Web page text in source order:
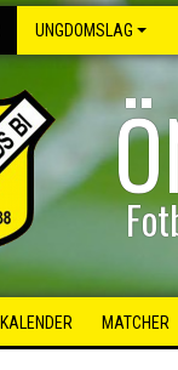
UNGDOMSLAG
KALENDER MATCHER